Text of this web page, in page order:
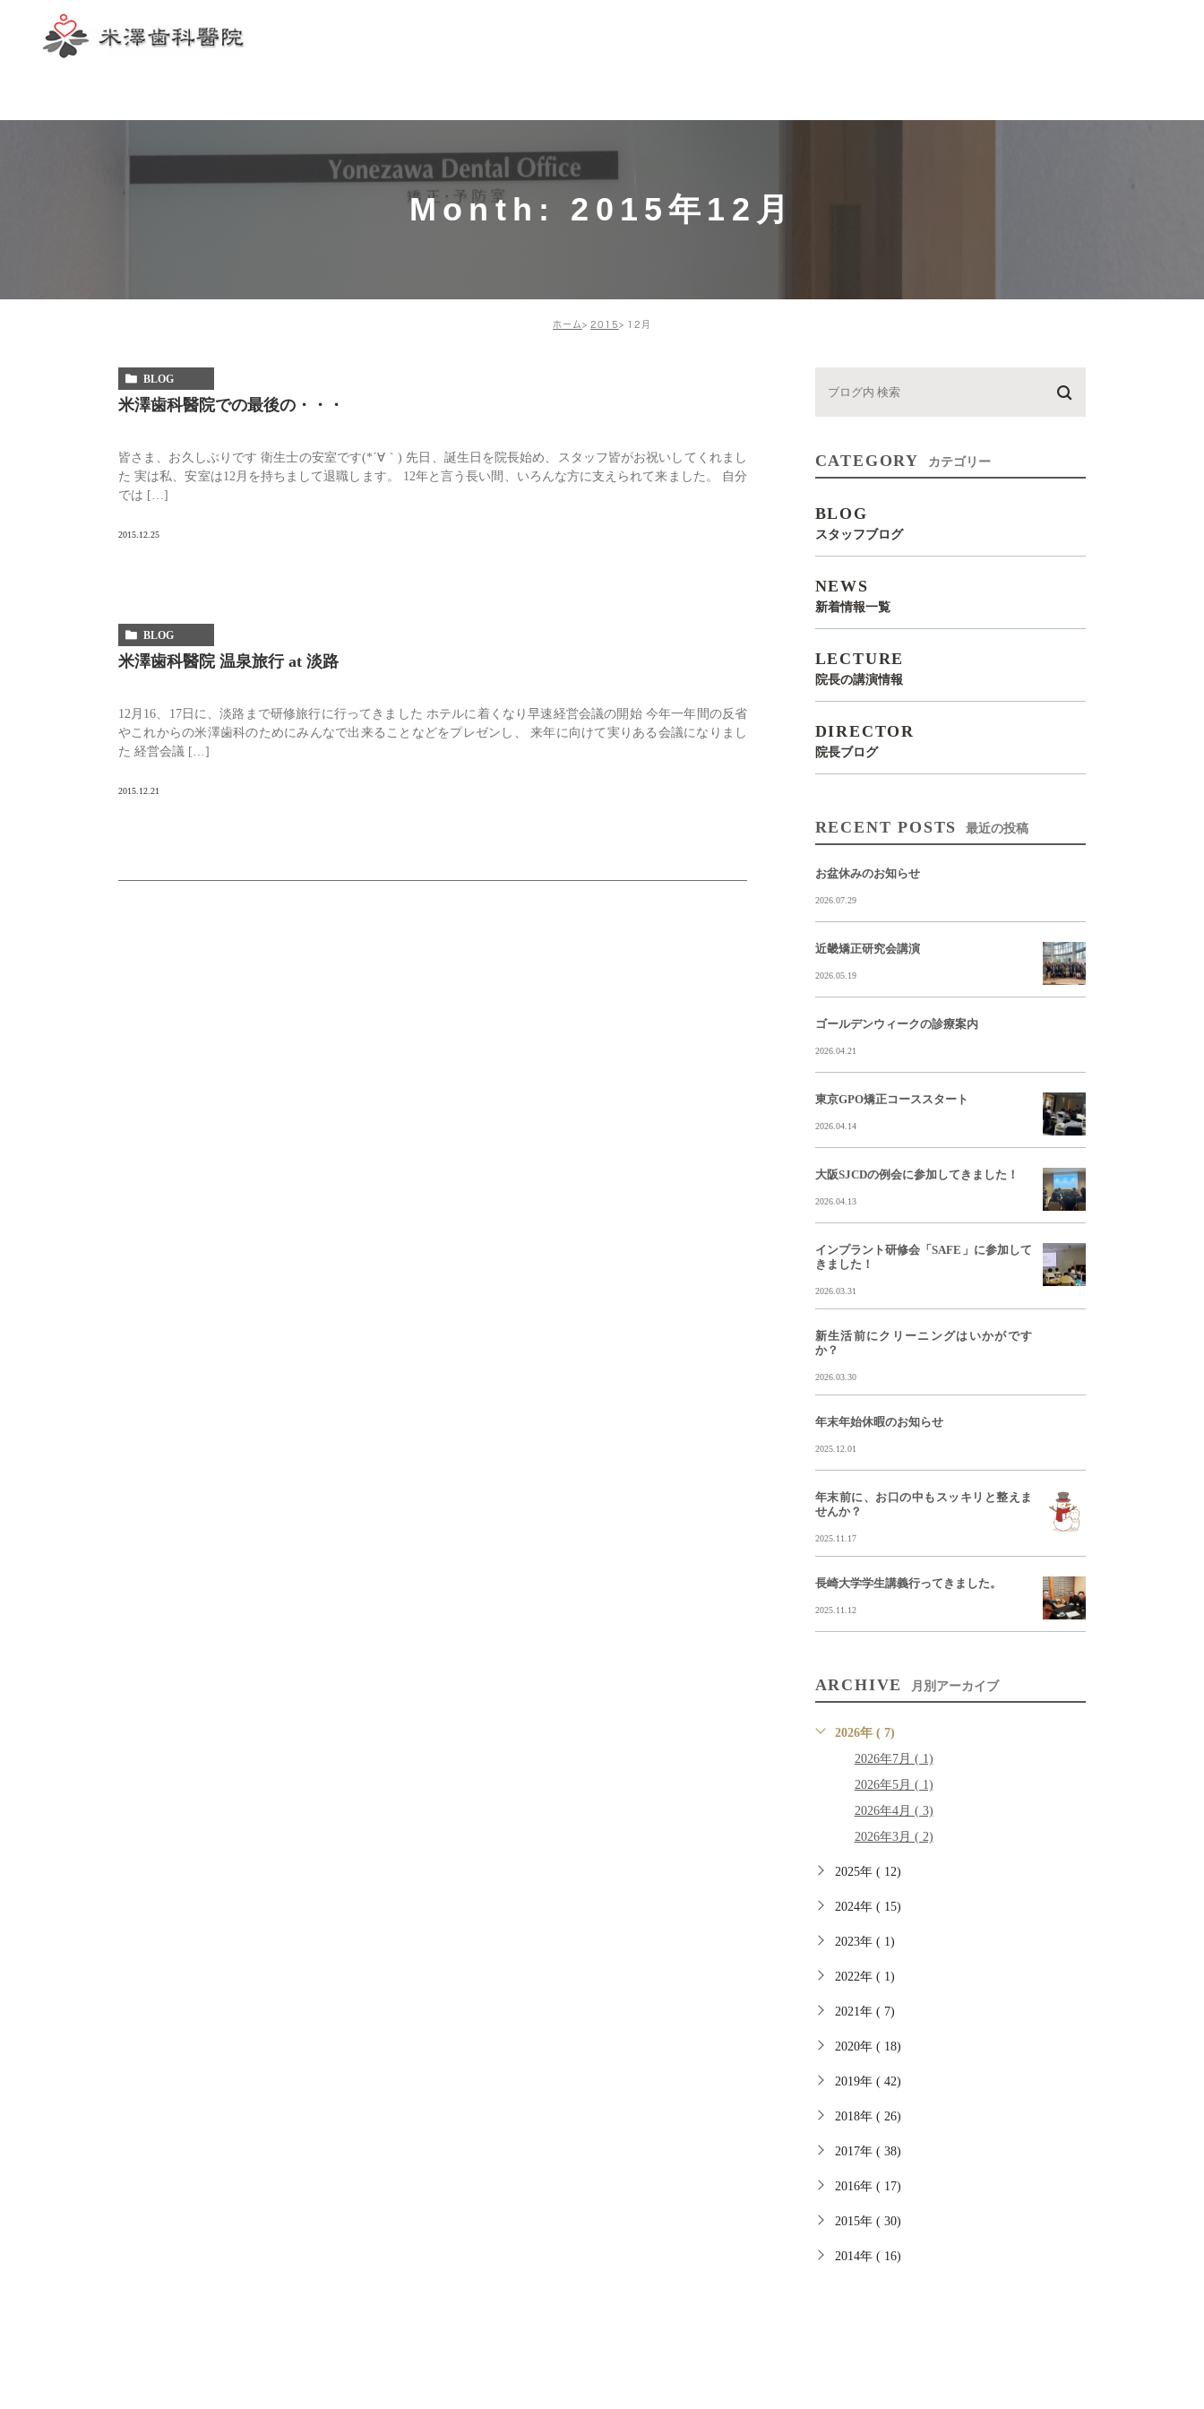
一般歯科（保険診
症例
Month: 2015年12月
ホーム 2015 12月
BLOG
米澤歯科醫院での最後の・・・
皆さま、お久しぶりです 衛生士の安室です(*´∀｀) 先日、誕生日を院長始め、スタッフ皆がお祝いしてくれまし
た 実は私、安室は12月を持ちまして退職します。 12年と言う長い間、いろんな方に支えられて来ました。 自分
では […]
2015.12.25
BLOG
米澤歯科醫院 温泉旅行 at 淡路
12月16、17日に、淡路まで研修旅行に行ってきました ホテルに着くなり早速経営会議の開始 今年一年間の反省
やこれからの米澤歯科のためにみんなで出来ることなどをプレゼンし、 来年に向けて実りある会議になりまし
た 経営会議 […]
2015.12.21
CATEGORY カテゴリー
BLOG
スタッフブログ
NEWS
新着情報一覧
LECTURE
院長の講演情報
DIRECTOR
院長ブログ
RECENT POSTS 最近の投稿
お盆休みのお知らせ
2026.07.29
近畿矯正研究会講演
2026.05.19
ゴールデンウィークの診療案内
2026.04.21
東京GPO矯正コーススタート
2026.04.14
大阪SJCDの例会に参加してきました！
2026.04.13
インプラント研修会「SAFE」に参加して
きました！
2026.03.31
新生活前にクリーニングはいかがです
か？
2026.03.30
年末年始休暇のお知らせ
2025.12.01
年末前に、お口の中もスッキリと整えま
せんか？
2025.11.17
長崎大学学生講義行ってきました。
2025.11.12
ARCHIVE 月別アーカイブ
2026年 ( 7)
2026年7月 ( 1)
2026年5月 ( 1)
2026年4月 ( 3)
2026年3月 ( 2)
2025年 ( 12)
2024年 ( 15)
2023年 ( 1)
2022年 ( 1)
2021年 ( 7)
2020年 ( 18)
2019年 ( 42)
2018年 ( 26)
2017年 ( 38)
2016年 ( 17)
2015年 ( 30)
2014年 ( 16)